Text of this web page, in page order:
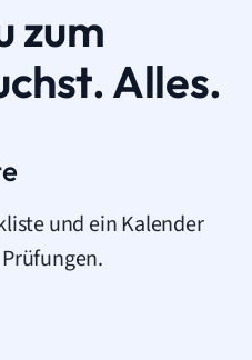
zum
Alles.
und ein Kalender